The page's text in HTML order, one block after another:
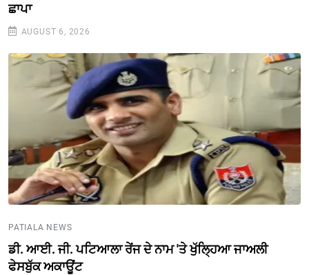
ਛਾਪਾ
AUGUST 6, 2026
PATIALA NEWS
ਡੀ. ਆਈ. ਜੀ. ਪਟਿਆਲਾ ਰੇਂਜ ਦੇ ਨਾਮ 'ਤੇ ਖੁੱਲ੍ਹਿਆ ਜਾਅਲੀ
ਫੇਸਬੁੱਕ ਅਕਾਊਂਟ